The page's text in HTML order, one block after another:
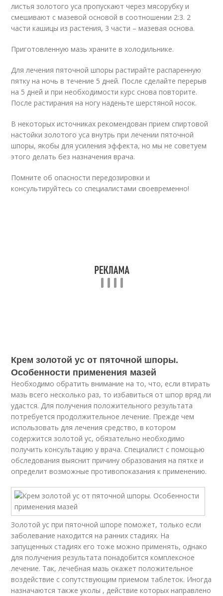
листья золотого уса пропускают через мясорубку и
смешивают с мазевой основой в соотношении 2:3. 2
части кашицы из растения, 3 части – мазевая основа.
Приготовленную мазь храните в холодильнике.
Для лечения пяточной шпоры растирайте распаренную
пятку на ночь в течение 5 дней. После сделайте перерыв
на 5 дней и при необходимости курс снова повторите.
После растирания на ногу наденьте шерстяной носок.
В некоторых источниках рекомендован прием спиртовой
настойки золотого уса внутрь при лечении пяточной
шпоры, якобы для усиления эффекта, но мы не советуем
этого делать без назначения врача.
Помните об опасности передозировки и
консультируйтесь со специалистами своевременно!
Крем золотой ус от пяточной шпоры.
Особенности применения мазей
Необходимо обратить внимание на то, что, если втирать
мазь всего несколько раз, то избавиться от шпор вряд ли
удастся. Для получения положительного результата
потребуется продолжительное лечение. Прежде чем
использовать для лечения средство, в котором
содержится золотой ус, обязательно необходимо
получить консультацию у врача. Специалист с помощью
обследования выяснит причину образования на пятке и
определит возможные противопоказания к применению.
Золотой ус при пяточной шпоре поможет, только если
заболевание находится на ранних стадиях. На
запущенных стадиях его тоже можно применять, однако
для получения результата понадобится комплексное
лечение. Так, лечебная мазь окажет положительное
воздействие с сопутствующим приемом таблеток. Иногда
назначаются также уколы , действие которых направлено